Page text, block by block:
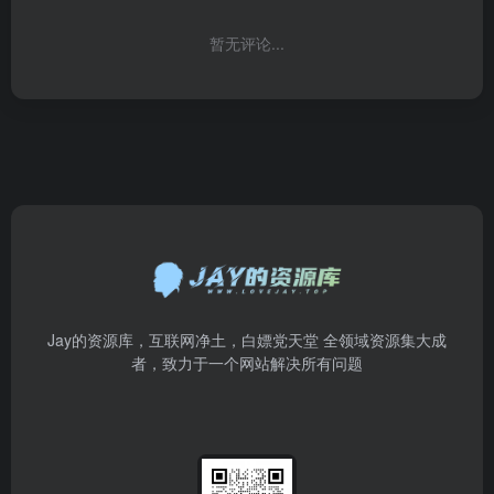
暂无评论...
Jay的资源库，互联网净土，白嫖党天堂 全领域资源集大成
者，致力于一个网站解决所有问题